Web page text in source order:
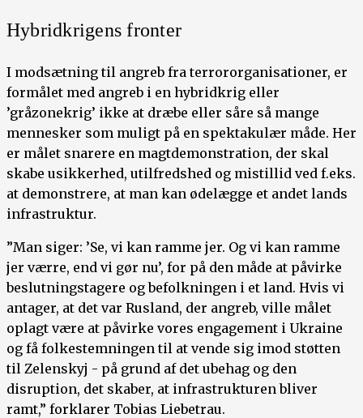
Hybridkrigens fronter
I modsætning til angreb fra terrororganisationer, er
formålet med angreb i en hybridkrig eller
’gråzonekrig’ ikke at dræbe eller såre så mange
mennesker som muligt på en spektakulær måde. Her
er målet snarere en magtdemonstration, der skal
skabe usikkerhed, utilfredshed og mistillid ved f.eks.
at demonstrere, at man kan ødelægge et andet lands
infrastruktur.
”Man siger: ’Se, vi kan ramme jer. Og vi kan ramme
jer værre, end vi gør nu’, for på den måde at påvirke
beslutningstagere og befolkningen i et land. Hvis vi
antager, at det var Rusland, der angreb, ville målet
oplagt være at påvirke vores engagement i Ukraine
og få folkestemningen til at vende sig imod støtten
til Zelenskyj - på grund af det ubehag og den
disruption, det skaber, at infrastrukturen bliver
ramt,” forklarer Tobias Liebetrau.